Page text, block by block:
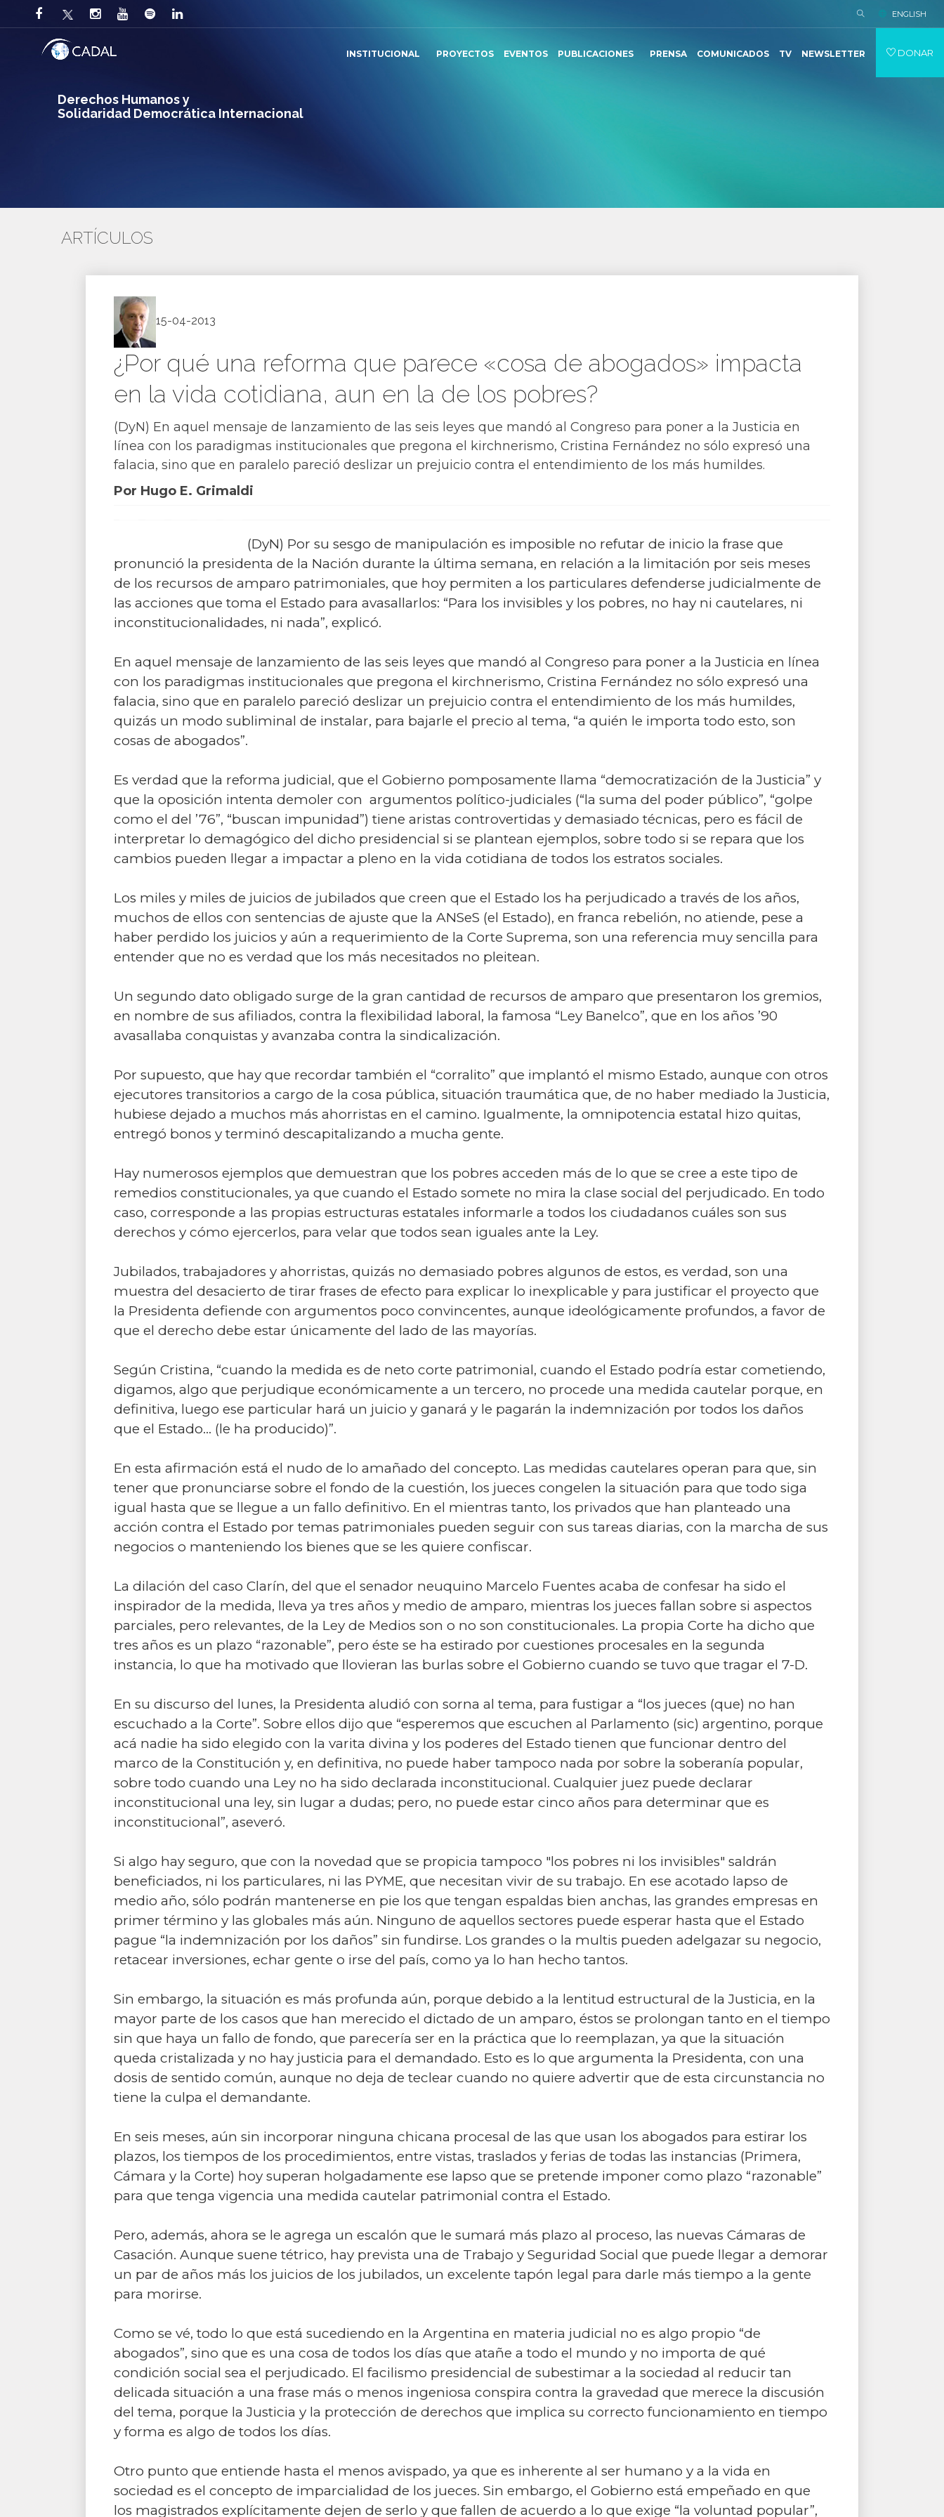
Derechos Humanos y
Solidaridad Democrática Internacional
ENGLISH
INSTITUCIONAL PROYECTOS EVENTOS PUBLICACIONES PRENSA COMUNICADOS TV NEWSLETTER DONAR
ARTÍCULOS
15-04-2013
¿Por qué una reforma que parece «cosa de abogados» impacta
en la vida cotidiana, aun en la de los pobres?
(DyN) En aquel mensaje de lanzamiento de las seis leyes que mandó al Congreso para poner a la Justicia en
línea con los paradigmas institucionales que pregona el kirchnerismo, Cristina Fernández no sólo expresó una
falacia, sino que en paralelo pareció deslizar un prejuicio contra el entendimiento de los más humildes.
Por Hugo E. Grimaldi
(DyN) Por su sesgo de manipulación es imposible no refutar de inicio la frase que
pronunció la presidenta de la Nación durante la última semana, en relación a la limitación por seis meses
de los recursos de amparo patrimoniales, que hoy permiten a los particulares defenderse judicialmente de
las acciones que toma el Estado para avasallarlos: “Para los invisibles y los pobres, no hay ni cautelares, ni
inconstitucionalidades, ni nada”, explicó.
En aquel mensaje de lanzamiento de las seis leyes que mandó al Congreso para poner a la Justicia en línea
con los paradigmas institucionales que pregona el kirchnerismo, Cristina Fernández no sólo expresó una
falacia, sino que en paralelo pareció deslizar un prejuicio contra el entendimiento de los más humildes,
quizás un modo subliminal de instalar, para bajarle el precio al tema, “a quién le importa todo esto, son
cosas de abogados”.
Es verdad que la reforma judicial, que el Gobierno pomposamente llama “democratización de la Justicia” y
que la oposición intenta demoler con argumentos político-judiciales (“la suma del poder público”, “golpe
como el del ’76”, “buscan impunidad”) tiene aristas controvertidas y demasiado técnicas, pero es fácil de
interpretar lo demagógico del dicho presidencial si se plantean ejemplos, sobre todo si se repara que los
cambios pueden llegar a impactar a pleno en la vida cotidiana de todos los estratos sociales.
Los miles y miles de juicios de jubilados que creen que el Estado los ha perjudicado a través de los años,
muchos de ellos con sentencias de ajuste que la ANSeS (el Estado), en franca rebelión, no atiende, pese a
haber perdido los juicios y aún a requerimiento de la Corte Suprema, son una referencia muy sencilla para
entender que no es verdad que los más necesitados no pleitean.
Un segundo dato obligado surge de la gran cantidad de recursos de amparo que presentaron los gremios,
en nombre de sus afiliados, contra la flexibilidad laboral, la famosa “Ley Banelco”, que en los años ’90
avasallaba conquistas y avanzaba contra la sindicalización.
Por supuesto, que hay que recordar también el “corralito” que implantó el mismo Estado, aunque con otros
ejecutores transitorios a cargo de la cosa pública, situación traumática que, de no haber mediado la Justicia,
hubiese dejado a muchos más ahorristas en el camino. Igualmente, la omnipotencia estatal hizo quitas,
entregó bonos y terminó descapitalizando a mucha gente.
Hay numerosos ejemplos que demuestran que los pobres acceden más de lo que se cree a este tipo de
remedios constitucionales, ya que cuando el Estado somete no mira la clase social del perjudicado. En todo
caso, corresponde a las propias estructuras estatales informarle a todos los ciudadanos cuáles son sus
derechos y cómo ejercerlos, para velar que todos sean iguales ante la Ley.
Jubilados, trabajadores y ahorristas, quizás no demasiado pobres algunos de estos, es verdad, son una
muestra del desacierto de tirar frases de efecto para explicar lo inexplicable y para justificar el proyecto que
la Presidenta defiende con argumentos poco convincentes, aunque ideológicamente profundos, a favor de
que el derecho debe estar únicamente del lado de las mayorías.
Según Cristina, “cuando la medida es de neto corte patrimonial, cuando el Estado podría estar cometiendo,
digamos, algo que perjudique económicamente a un tercero, no procede una medida cautelar porque, en
definitiva, luego ese particular hará un juicio y ganará y le pagarán la indemnización por todos los daños
que el Estado… (le ha producido)”.
En esta afirmación está el nudo de lo amañado del concepto. Las medidas cautelares operan para que, sin
tener que pronunciarse sobre el fondo de la cuestión, los jueces congelen la situación para que todo siga
igual hasta que se llegue a un fallo definitivo. En el mientras tanto, los privados que han planteado una
acción contra el Estado por temas patrimoniales pueden seguir con sus tareas diarias, con la marcha de sus
negocios o manteniendo los bienes que se les quiere confiscar.
La dilación del caso Clarín, del que el senador neuquino Marcelo Fuentes acaba de confesar ha sido el
inspirador de la medida, lleva ya tres años y medio de amparo, mientras los jueces fallan sobre si aspectos
parciales, pero relevantes, de la Ley de Medios son o no son constitucionales. La propia Corte ha dicho que
tres años es un plazo “razonable”, pero éste se ha estirado por cuestiones procesales en la segunda
instancia, lo que ha motivado que llovieran las burlas sobre el Gobierno cuando se tuvo que tragar el 7-D.
En su discurso del lunes, la Presidenta aludió con sorna al tema, para fustigar a “los jueces (que) no han
escuchado a la Corte”. Sobre ellos dijo que “esperemos que escuchen al Parlamento (sic) argentino, porque
acá nadie ha sido elegido con la varita divina y los poderes del Estado tienen que funcionar dentro del
marco de la Constitución y, en definitiva, no puede haber tampoco nada por sobre la soberanía popular,
sobre todo cuando una Ley no ha sido declarada inconstitucional. Cualquier juez puede declarar
inconstitucional una ley, sin lugar a dudas; pero, no puede estar cinco años para determinar que es
inconstitucional”, aseveró.
Si algo hay seguro, que con la novedad que se propicia tampoco "los pobres ni los invisibles" saldrán
beneficiados, ni los particulares, ni las PYME, que necesitan vivir de su trabajo. En ese acotado lapso de
medio año, sólo podrán mantenerse en pie los que tengan espaldas bien anchas, las grandes empresas en
primer término y las globales más aún. Ninguno de aquellos sectores puede esperar hasta que el Estado
pague “la indemnización por los daños” sin fundirse. Los grandes o la multis pueden adelgazar su negocio,
retacear inversiones, echar gente o irse del país, como ya lo han hecho tantos.
Sin embargo, la situación es más profunda aún, porque debido a la lentitud estructural de la Justicia, en la
mayor parte de los casos que han merecido el dictado de un amparo, éstos se prolongan tanto en el tiempo
sin que haya un fallo de fondo, que parecería ser en la práctica que lo reemplazan, ya que la situación
queda cristalizada y no hay justicia para el demandado. Esto es lo que argumenta la Presidenta, con una
dosis de sentido común, aunque no deja de teclear cuando no quiere advertir que de esta circunstancia no
tiene la culpa el demandante.
En seis meses, aún sin incorporar ninguna chicana procesal de las que usan los abogados para estirar los
plazos, los tiempos de los procedimientos, entre vistas, traslados y ferias de todas las instancias (Primera,
Cámara y la Corte) hoy superan holgadamente ese lapso que se pretende imponer como plazo “razonable”
para que tenga vigencia una medida cautelar patrimonial contra el Estado.
Pero, además, ahora se le agrega un escalón que le sumará más plazo al proceso, las nuevas Cámaras de
Casación. Aunque suene tétrico, hay prevista una de Trabajo y Seguridad Social que puede llegar a demorar
un par de años más los juicios de los jubilados, un excelente tapón legal para darle más tiempo a la gente
para morirse.
Como se vé, todo lo que está sucediendo en la Argentina en materia judicial no es algo propio “de
abogados”, sino que es una cosa de todos los días que atañe a todo el mundo y no importa de qué
condición social sea el perjudicado. El facilismo presidencial de subestimar a la sociedad al reducir tan
delicada situación a una frase más o menos ingeniosa conspira contra la gravedad que merece la discusión
del tema, porque la Justicia y la protección de derechos que implica su correcto funcionamiento en tiempo
y forma es algo de todos los días.
Otro punto que entiende hasta el menos avispado, ya que es inherente al ser humano y a la vida en
sociedad es el concepto de imparcialidad de los jueces. Sin embargo, el Gobierno está empeñado en que
los magistrados explícitamente dejen de serlo y que fallen de acuerdo a lo que exige “la voluntad popular”,